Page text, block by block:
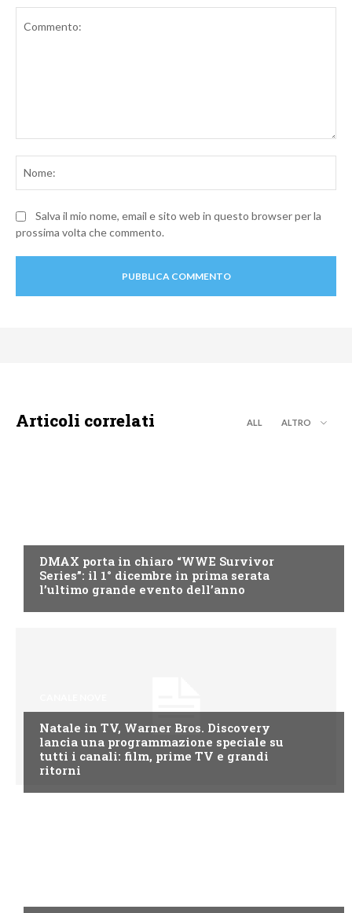
Salva il mio nome, email e sito web in questo browser per la
prossima volta che commento.
Articoli correlati ALL ALTRO
DMAX porta in chiaro “WWE Survivor
Series”: il 1° dicembre in prima serata
l’ultimo grande evento dell’anno
Natale in TV, Warner Bros. Discovery
lancia una programmazione speciale su
tutti i canali: film, prime TV e grandi
ritorni